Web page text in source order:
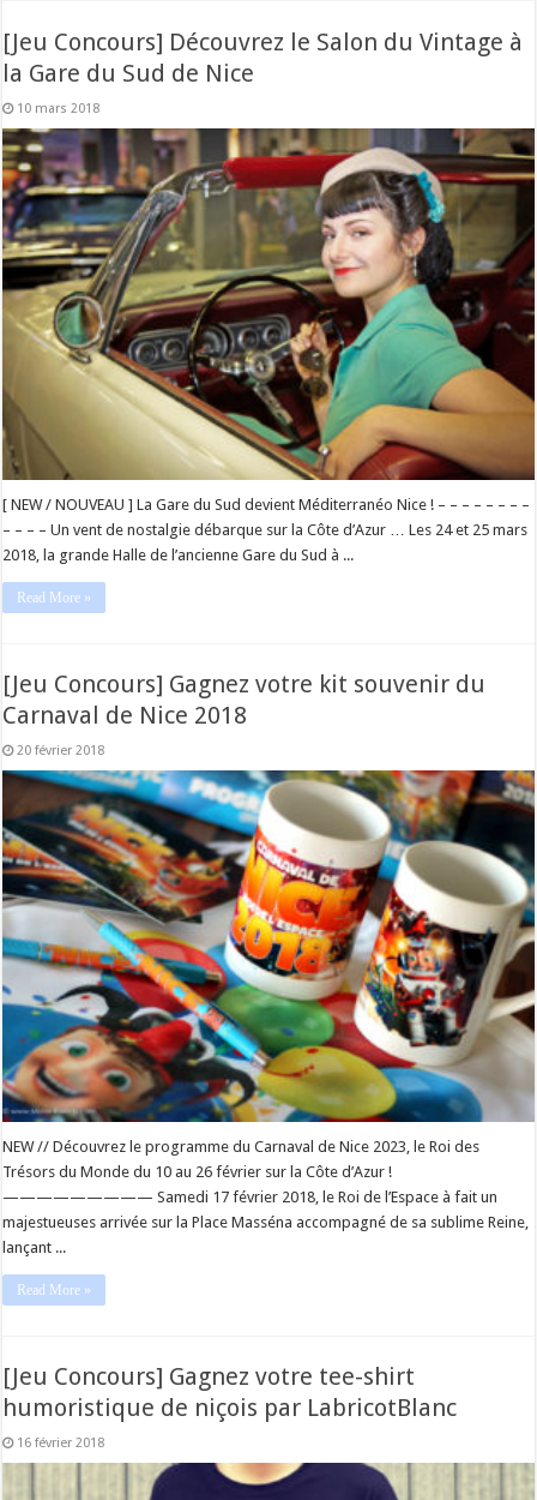
[Jeu Concours] Découvrez le Salon du Vintage à
la Gare du Sud de Nice
10 mars 2018
[ NEW / NOUVEAU ] La Gare du Sud devient Méditerranéo Nice ! – – – – – – – –
– – – – Un vent de nostalgie débarque sur la Côte d’Azur … Les 24 et 25 mars
2018, la grande Halle de l’ancienne Gare du Sud à ...
Read More »
[Jeu Concours] Gagnez votre kit souvenir du
Carnaval de Nice 2018
20 février 2018
NEW // Découvrez le programme du Carnaval de Nice 2023, le Roi des
Trésors du Monde du 10 au 26 février sur la Côte d’Azur !
————————— Samedi 17 février 2018, le Roi de l’Espace à fait un
majestueuses arrivée sur la Place Masséna accompagné de sa sublime Reine,
lançant ...
Read More »
[Jeu Concours] Gagnez votre tee-shirt
humoristique de niçois par LabricotBlanc
16 février 2018